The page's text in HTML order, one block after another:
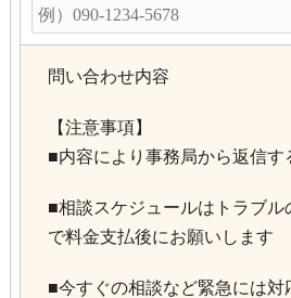
問い合わせ内容
【注意事項】
■内容により事務局から返信す
■相談スケジュールはトラブル
で料金支払後にお願いします
■今すぐの相談など緊急には対